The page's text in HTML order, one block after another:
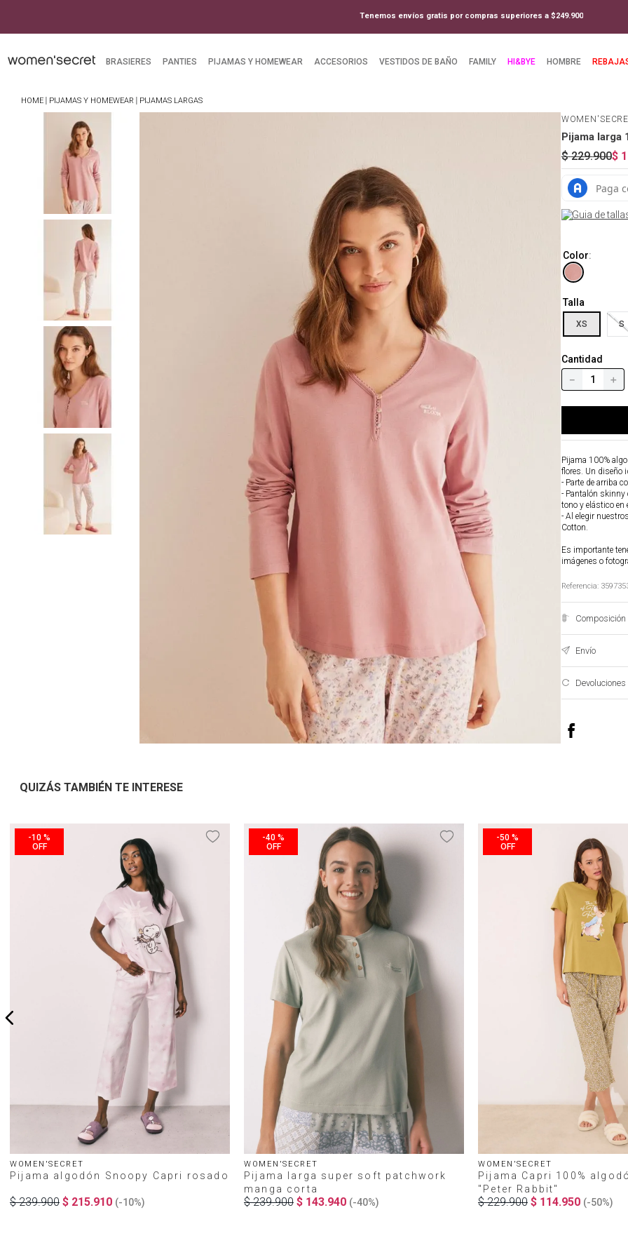
Tenemos envíos gratis por compras superiores a $249.900
BRASIERES PANTIES PIJAMAS Y HOMEWEAR ACCESORIOS VESTIDOS DE BAÑO FAMILY HI&BYE HOMBRE
PIJAMAS Y HOMEWEAR PIJAMAS LARGAS
Pijama larga
$ 229.900$
Guia de
Color:
Talla
XS S
Cantidad
＋
－
Pijama 100%
flores. Un diseño
- Parte de arriba
- Pantalón skinny
tono y elástico en
- Al elegir
Cotton.
Es importante
imágenes o
Referencia:
Envío
Devoluciones
QUIZÁS TAMBIÉN TE INTERESE
-10 %
WOMEN'SECRET
Pijama algodón Snoopy Capri rosado
$ 239.900 $ 215.910 (-10%)
-40 %
WOMEN'SECRET
Pijama larga super soft patchwork
manga corta
$ 239.900 $ 143.940 (-40%)
-50 %
WOMEN'SECRET
Pijama Capri 100%
"Peter Rabbit"
$ 229.900 $ 114.950 (-50%)